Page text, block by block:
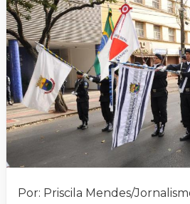
Por: Priscila Mendes/